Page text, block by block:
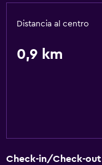
Distancia al centro
0,9 km
Check-in/Check-out